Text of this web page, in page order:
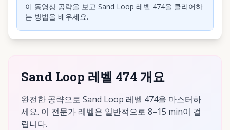
이 동영상 공략을 보고 Sand Loop 레벨 474을 클리어하
는 방법을 배우세요.
Sand Loop 레벨 474 개요
완전한 공략으로 Sand Loop 레벨 474을 마스터하
세요. 이 전문가 레벨은 일반적으로 8–15 min이 걸
립니다.